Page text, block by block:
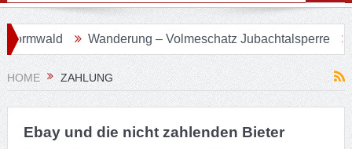
Wanderung – Volmeschatz Jubachtalsperre
HOME ZAHLUNG
Ebay und die nicht zahlenden Bieter